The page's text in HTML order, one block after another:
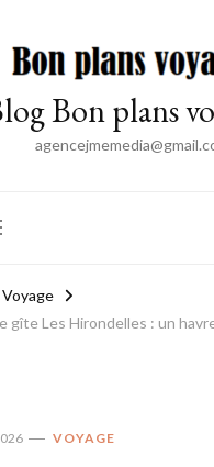
Bon plans
Voyage
gîte Les Hirondelles : un
VOYAGE